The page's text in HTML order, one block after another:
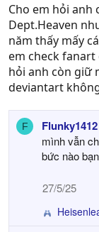
Cho em hỏi anh
Dept.Heaven
năm thấy mấy
em check
hỏi anh còn giữ
deviantart
F Flunky1412
mình vẫn
bức nào
27/5/25
R